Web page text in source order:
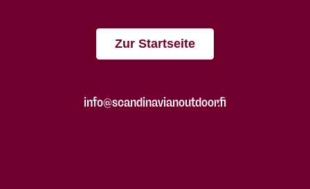
Zur Startseite
info@scandinavianoutdoor.fi